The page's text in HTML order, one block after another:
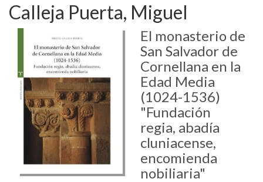
Calleja Puerta, Miguel
El monasterio de
San Salvador de
Cornellana en la
Edad Media
(1024-1536)
"Fundación
regia, abadía
cluniacense,
encomienda
nobiliaria"